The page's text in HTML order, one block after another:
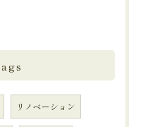
リノベーション